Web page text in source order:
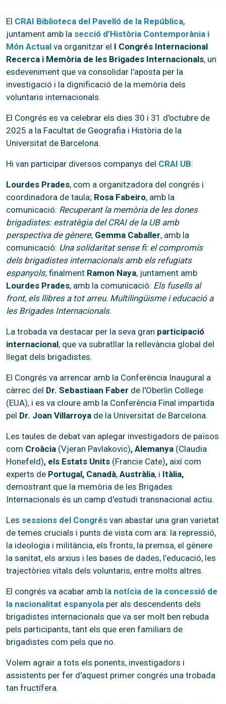
El CRAI Biblioteca del Pavelló de la República,
juntament amb la secció d’Història Contemporània i
Món Actual va organitzar el I Congrés Internacional
Recerca i Memòria de les Brigades Internacionals, un
esdeveniment que va consolidar l'aposta per la
investigació i la dignificació de la memòria dels
voluntaris internacionals.
El Congrés es va celebrar els dies 30 i 31 d'octubre de
2025 a la Facultat de Geografia i Història de la
Universitat de Barcelona.
Hi van participar diversos companys del CRAI UB:
Lourdes Prades, com a organitzadora del congrés i
coordinadora de taula; Rosa Fabeiro, amb la
comunicació: Recuperant la memòria de les dones
brigadistes: estratègia del CRAI de la UB amb
perspectiva de gènere; Gemma Caballer, amb la
comunicació: Una solidaritat sense fi: el compromís
dels brigadistes internacionals amb els refugiats
espanyols; finalment Ramon Naya, juntament amb
Lourdes Prades, amb la comunicació: Els fusells al
front, els llibres a tot arreu. Multilingüisme i educació a
les Brigades Internacionals.
La trobada va destacar per la seva gran participació
internacional, que va subratllar la rellevància global del
llegat dels brigadistes.
El Congrés va arrencar amb la Conferència Inaugural a
càrrec del Dr. Sebastiaan Faber de l'Oberlin College
(EUA), i es va cloure amb la Conferència Final impartida
pel Dr. Joan Villarroya de la Universitat de Barcelona.
Les taules de debat van aplegar investigadors de països
com Croàcia (Vjeran Pavlakovic), Alemanya (Claudia
Honefeld), els Estats Units (Francie Cate), així com
experts de Portugal, Canadà, Austràlia, i Itàlia,
demostrant que la memòria de les Brigades
Internacionals és un camp d'estudi transnacional actiu.
Les sessions del Congrés van abastar una gran varietat
de temes crucials i punts de vista com ara: la repressió,
la ideologia i militància, els fronts, la premsa, el gènere
la sanitat, els arxius i les bases de dades, l’educació, les
trajectòries vitals dels voluntaris, entre molts altres.
El congrés va acabar amb la notícia de la concessió de
la nacionalitat espanyola per als descendents dels
brigadistes internacionals que va ser molt ben rebuda
pels participants, tant els que eren familiars de
brigadistes com pels que no.
Volem agrair a tots els ponents, investigadors i
assistents per fer d'aquest primer congrés una trobada
tan fructífera.